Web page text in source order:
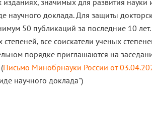
значимых для развития науки
научного доклада. Для защиты
50 публикаций за последние 10
все соискатели ученых
порядке приглашаются на
Письмо Минобрнауки России от
научного доклада")